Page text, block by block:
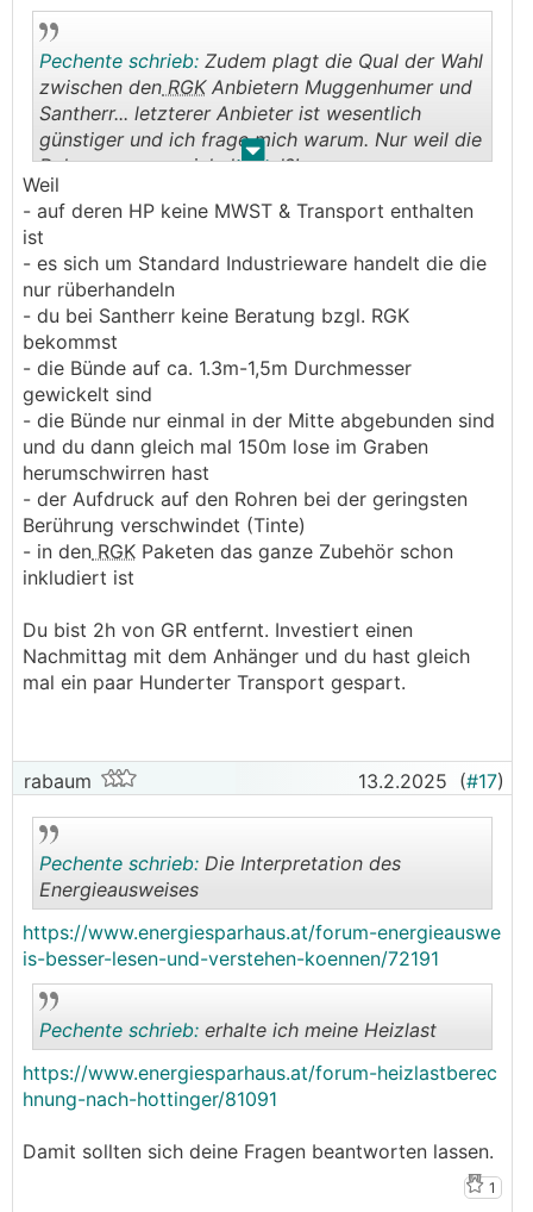
. .
Pechente schrieb: Zudem plagt die Qual der Wahl
zwischen den RGKAnbietern Muggenhumer und
Santherr... letzterer Anbieter ist wesentlich
günstiger und ich frage mich warum. Nur weil die
Rohre enger gewickelt sind?!
Weil
- auf deren HP keine MWST & Transport enthalten
ist
- es sich um Standard Industrieware handelt die die
nur rüberhandeln
- du bei Santherr keine Beratung bzgl. RGK
bekommst
- die Bünde auf ca. 1.3m-1,5m Durchmesser
gewickelt sind
- die Bünde nur einmal in der Mitte abgebunden sind
und du dann gleich mal 150m lose im Graben
herumschwirren hast
- der Aufdruck auf den Rohren bei der geringsten
Berührung verschwindet (Tinte)
- in den RGK Paketen das ganze Zubehör schon
inkludiert ist
Du bist 2h von GR entfernt. Investiert einen
Nachmittag mit dem Anhänger und du hast gleich
mal ein paar Hunderter Transport gespart.
rabaum 13.2.2025 (#17)
..
Pechente schrieb: Die Interpretation des
Energieausweises
https://www.energiesparhaus.at/forum-energieauswe
is-besser-lesen-und-verstehen-koennen/72191
Pechente schrieb: erhalte ich meine Heizlast
https://www.energiesparhaus.at/forum-heizlastberec
hnung-nach-hottinger/81091
Damit sollten sich deine Fragen beantworten lassen.
1